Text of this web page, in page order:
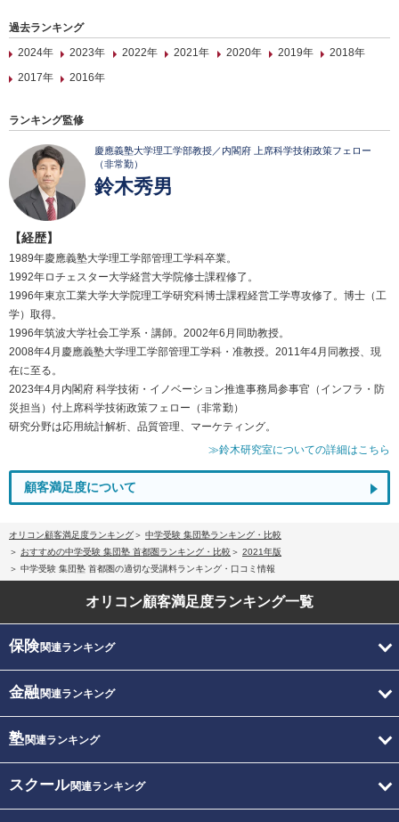
過去ランキング
2024年
2023年 2022年 2021年 2020年 2019年
2018年
2017年
2016年
ランキング監修
慶應義塾大学理工学部教授／内閣府 上席科学技術政策フェロー
（非常勤）
鈴木秀男
【経歴】
1989年慶應義塾大学理工学部管理工学科卒業。
1992年ロチェスター大学経営大学院修士課程修了。
1996年東京工業大学大学院理工学研究科博士課程経営工学専攻修了。博士（工
学）取得。
1996年筑波大学社会工学系・講師。2002年6月同助教授。
2008年4月慶應義塾大学理工学部管理工学科・准教授。2011年4月同教授、現
在に至る。
2023年4月内閣府 科学技術・イノベーション推進事務局参事官（インフラ・防
災担当）付上席科学技術政策フェロー（非常勤）
研究分野は応用統計解析、品質管理、マーケティング。
≫鈴木研究室についての詳細はこちら
顧客満足度について
オリコン顧客満足度ランキング
中学受験 集団塾ランキング・比較
おすすめの中学受験 集団塾 首都圏ランキング・比較
2021年版
中学受験 集団塾 首都圏の適切な受講料ランキング・口コミ情報
オリコン顧客満足度ランキング一覧
保険関連ランキング
金融関連ランキング
塾関連ランキング
スクール関連ランキング